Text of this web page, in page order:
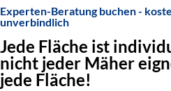
Experten-Beratung buchen -
unverbindlich
Jede Fläche ist
nicht jeder Mäher
jede Fläche!